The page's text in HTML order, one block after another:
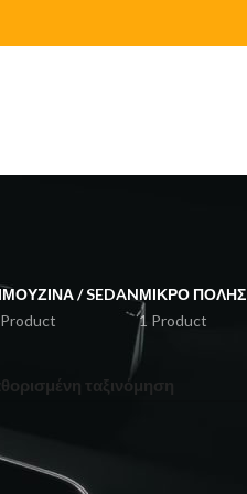
/ SEDANΜΙΚΡΌ ΠΌΛΗΣ
1 Product